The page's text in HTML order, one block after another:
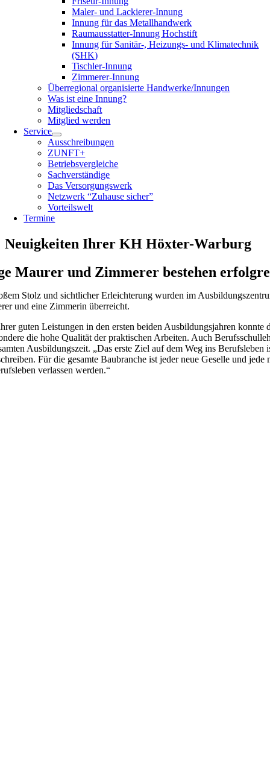
Maler- und Lackierer-Innung
Innung für das Metallhandwerk
Raumausstatter-Innung Hochstift
Innung für Sanitär-, Heizungs- und Klimatechnik
(SHK)
Tischler-Innung
Zimmerer-Innung
Überregional organisierte Handwerke/Innungen
Was ist eine Innung?
Mitgliedschaft
Mitglied werden
Service
Ausschreibungen
ZUNFT+
Betriebsvergleiche
Sachverständige
Das Versorgungswerk
Netzwerk “Zuhause sicher”
Vorteilswelt
Termine
Neuigkeiten Ihrer KH Höxter-Warburg
Maurer und Zimmerer bestehen
Stolz und sichtlicher Erleichterung wurden im
und eine Zimmerin überreicht.
guten Leistungen in den ersten beiden Ausbildungsjahren
die hohe Qualität der praktischen Arbeiten. Auch
Ausbildungszeit. „Das erste Ziel auf dem Weg ins
Für die gesamte Baubranche ist jeder neue Geselle und
verlassen werden.“